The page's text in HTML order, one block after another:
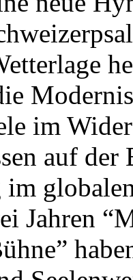
im
auf
im
Jahren